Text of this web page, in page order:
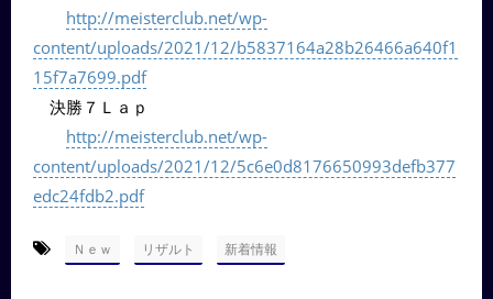
http://meisterclub.net/wp-
content/uploads/2021/12/b5837164a28b26466a640f1
15f7a7699.pdf
決勝７Ｌａｐ
http://meisterclub.net/wp-
content/uploads/2021/12/5c6e0d8176650993defb377
edc24fdb2.pdf
Ｎｅｗ リザルト 新着情報